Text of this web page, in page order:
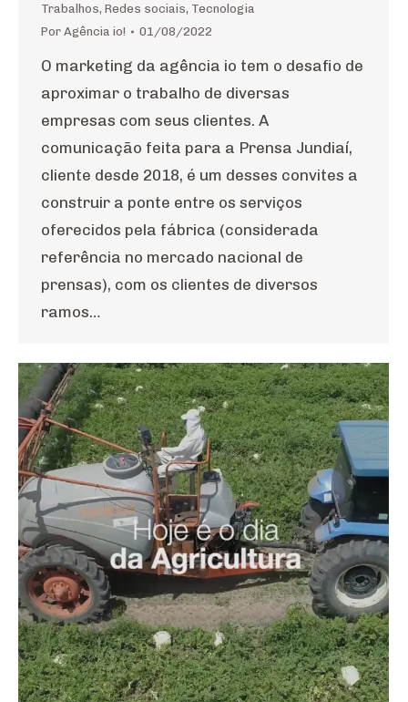
Trabalhos, Redes sociais, Tecnologia
Por Agência io! 01/08/2022
O marketing da agência io tem o desafio de
aproximar o trabalho de diversas
empresas com seus clientes. A
comunicação feita para a Prensa Jundiaí,
cliente desde 2018, é um desses convites a
construir a ponte entre os serviços
oferecidos pela fábrica (considerada
referência no mercado nacional de
prensas), com os clientes de diversos
ramos…